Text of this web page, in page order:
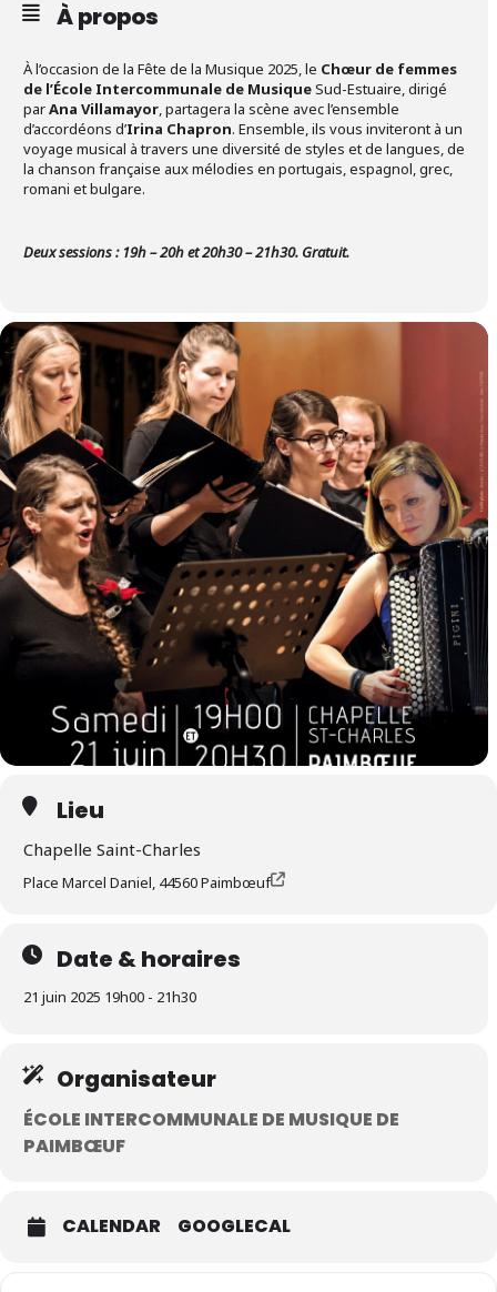
À propos
À l’occasion de la Fête de la Musique 2025, le Chœur de femmes
de l’École Intercommunale de MusiqueSud-Estuaire, dirigé
parAna Villamayor, partagera la scène avec l’ensemble
d’accordéons d’Irina Chapron. Ensemble, ils vous inviteront à un
voyage musical à travers une diversité de styles et de langues, de
la chanson française aux mélodies en portugais, espagnol, grec,
romani et bulgare.
Deux sessions : 19h – 20h et 20h30 – 21h30. Gratuit.
Lieu
Chapelle Saint-Charles
Place Marcel Daniel, 44560 Paimbœuf
Date & horaires
21 juin 2025 19h00 - 21h30
Organisateur
ÉCOLE INTERCOMMUNALE DE MUSIQUE DE
PAIMBŒUF
CALENDAR GOOGLECAL